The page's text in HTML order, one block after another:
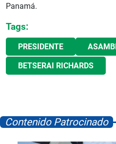
Panamá.
Tags:
PRESIDENTE
BETSERAI RICHARDS
Contenido Patrocinado